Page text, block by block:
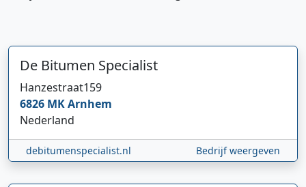
De Bitumen Specialist
Hanzestraat159
6826 MKArnhem
Nederland
debitumenspecialist.nl Bedrijf weergeven